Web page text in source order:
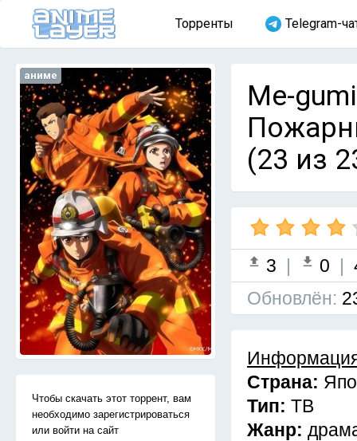
Торренты Telegram-
аниме
Чтобы скачать этот торрент, вам
необходимо зарегистрироваться
или войти на сайт
Me-
(23 из
3 | 0 |
Обновлён:
Страна:
Тип: ТВ
Жанр: